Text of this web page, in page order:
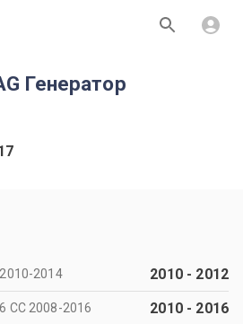
Генератор
2014 2010- 2012
CC 2008-2016 2010- 2016